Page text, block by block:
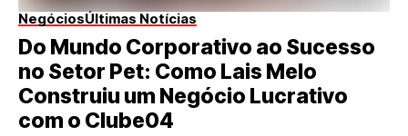
NegóciosÚltimas Notícias
Do Mundo Corporativo ao Sucesso
no Setor Pet: Como Lais Melo
Construiu um Negócio Lucrativo
com o Clube04